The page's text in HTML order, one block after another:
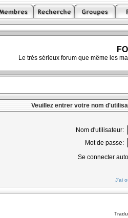
Le très sérieux forum que même les
Veuillez entrer votre nom
Nom d'utilisateur:
Mot de passe:
Se connecter
J'ai